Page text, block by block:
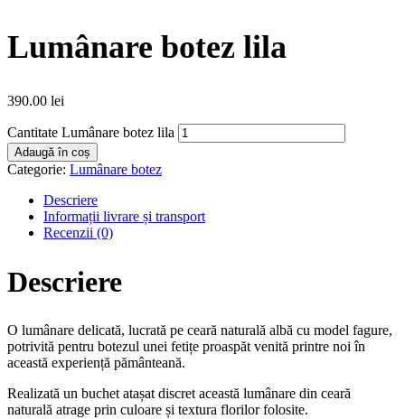
Lumânare botez lila
390.00 lei
Cantitate Lumânare botez lila
Adaugă în coș
Categorie: Lumânare botez
Descriere
Informații livrare și transport
Recenzii (0)
Descriere
O lumânare delicată, lucrată pe ceară naturală albă cu model fagure,
potrivită pentru botezul unei fetițe proaspăt venită printre noi în
această experiență pământeană.
Realizată un buchet atașat discret această lumânare din ceară
naturală atrage prin culoare și textura florilor folosite.